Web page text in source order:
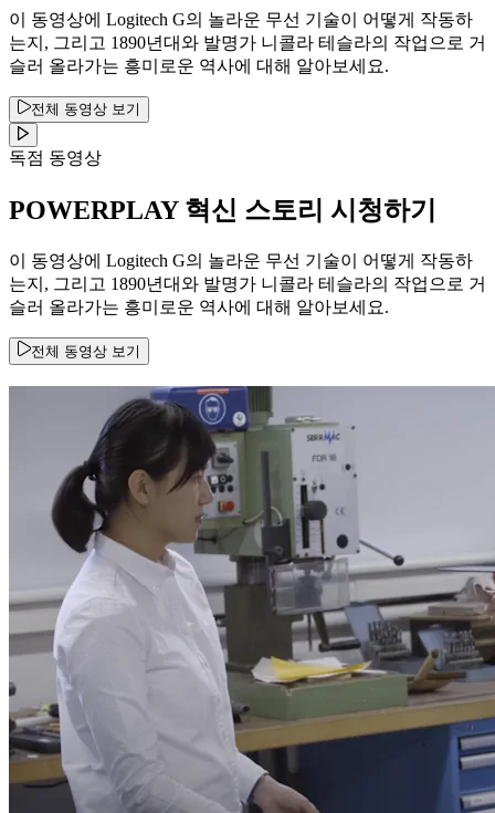
이 동영상에 Logitech G의 놀라운 무선 기술이 어떻게 작동하
는지, 그리고 1890년대와 발명가 니콜라 테슬라의 작업으로 거
슬러 올라가는 흥미로운 역사에 대해 알아보세요.
전체 동영상 보기
독점 동영상
POWERPLAY 혁신 스토리 시청하기
이 동영상에 Logitech G의 놀라운 무선 기술이 어떻게 작동하
는지, 그리고 1890년대와 발명가 니콜라 테슬라의 작업으로 거
슬러 올라가는 흥미로운 역사에 대해 알아보세요.
전체 동영상 보기